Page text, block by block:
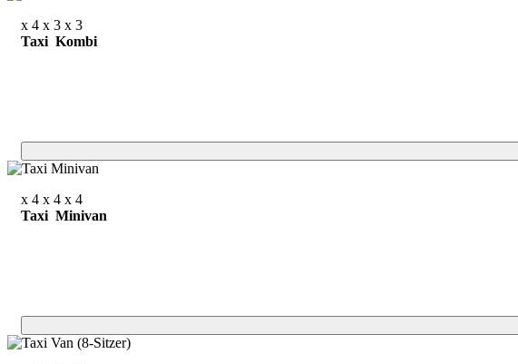
x 4 x 3 x 3
Taxi Kombi
x 4 x 4 x 4
Taxi Minivan